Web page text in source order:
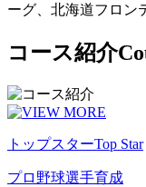
ーグ、北海道フロン
コース紹介
トップスターTop Star
プロ野球選手育成